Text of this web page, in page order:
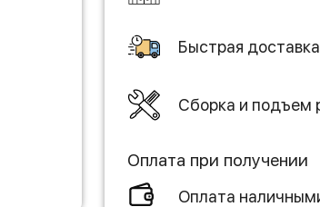
Быстрая
Сборка и подъем
Оплата при получении
Оплата